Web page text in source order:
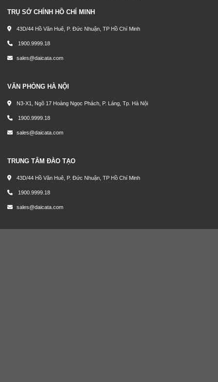
TRỤ SỞ CHÍNH HỒ CHÍ MINH
43D/44 Hồ Văn Huê, P. Đức Nhuận, TP Hồ Chí Minh
1900.9999.18
sales@daicata.com
VĂN PHÒNG HÀ NỘI
N3-X1, Ngõ 17 Hoàng Ngọc Phách, P. Láng, Tp. Hà Nội
1900.9999.18
sales@daicata.com
TRUNG TÂM ĐÀO TẠO
43D/44 Hồ Văn Huê, P. Đức Nhuận, TP Hồ Chí Minh
1900.9999.18
sales@daicata.com